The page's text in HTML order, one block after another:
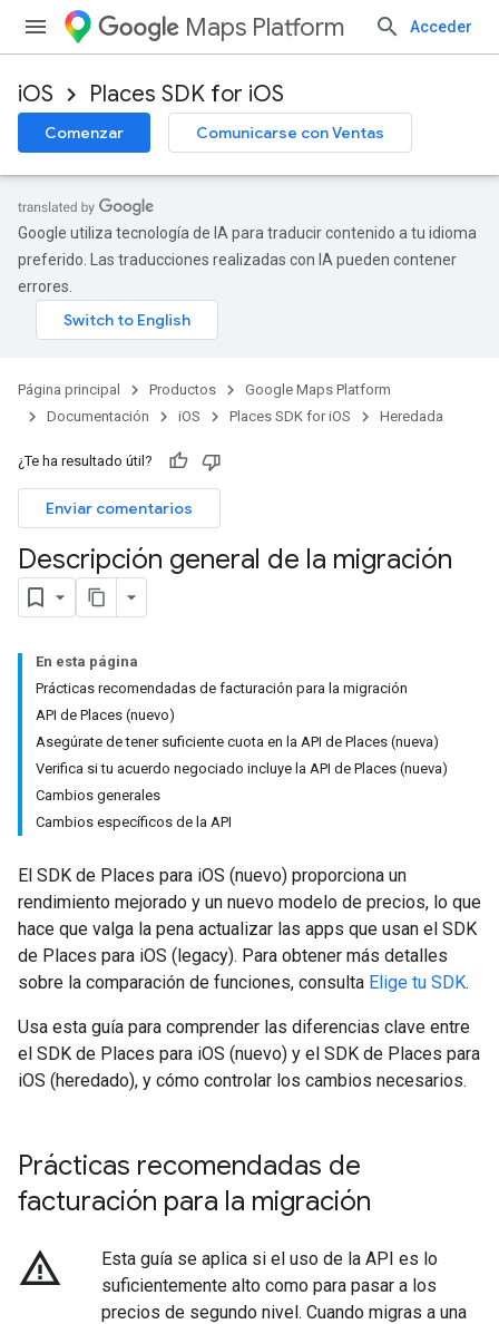
Maps Platform Acceder
iOS Places SDK for iOS
Comenzar Comunicarse con Ventas
Google utiliza tecnología de IA para traducir contenido a tu idioma
preferido. Las traducciones realizadas con IA pueden contener
errores.
Página principal Productos
Google Maps Platform
Documentación
iOS Places SDK for iOS Heredada
¿Te ha resultado útil?
Enviar comentarios
Descripción general de la migración
En esta página
Prácticas recomendadas de facturación para la migración
API de Places (nuevo)
Asegúrate de tener suficiente cuota en la API de Places (nueva)
Verifica si tu acuerdo negociado incluye la API de Places (nueva)
Cambios generales
Cambios específicos de la API
El SDK de Places para iOS (nuevo) proporciona un
rendimiento mejorado y un nuevo modelo de precios, lo que
hace que valga la pena actualizar las apps que usan el SDK
de Places para iOS (legacy). Para obtener más detalles
sobre la comparación de funciones, consulta Elige tu SDK.
Usa esta guía para comprender las diferencias clave entre
el SDK de Places para iOS (nuevo) y el SDK de Places para
iOS (heredado), y cómo controlar los cambios necesarios.
Prácticas recomendadas de
facturación para la migración
warning_amber
Esta guía se aplica si el uso de la API es lo
suficientemente alto como para pasar a los
precios de segundo nivel. Cuando migras a una